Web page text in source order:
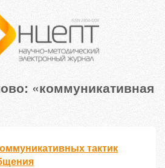
«коммуникативная
тактик